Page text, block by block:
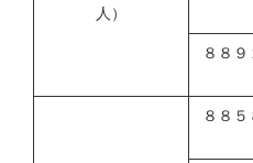
人）
８８
８８